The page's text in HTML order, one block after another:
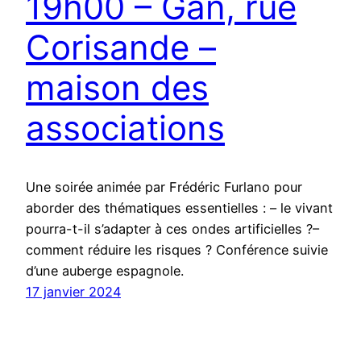
Corisande –
maison des
associations
Une soirée animée par Frédéric Furlano pour
aborder des thématiques essentielles : – le vivant
pourra-t-il s’adapter à ces ondes artificielles ?–
comment réduire les risques ? Conférence suivie
d’une auberge espagnole.
17 janvier 2024